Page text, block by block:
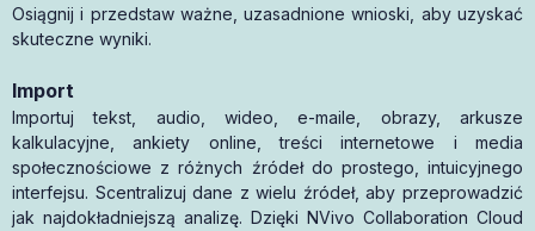
Osiągnij i przedstaw ważne, uzasadnione wnioski, aby uzyskać
skuteczne wyniki.
Import
Importuj tekst, audio, wideo, e-maile, obrazy, arkusze
kalkulacyjne, ankiety online, treści internetowe i media
społecznościowe z różnych źródeł do prostego, intuicyjnego
interfejsu. Scentralizuj dane z wielu źródeł, aby przeprowadzić
jak najdokładniejszą analizę. Dzięki NVivo Collaboration Cloud